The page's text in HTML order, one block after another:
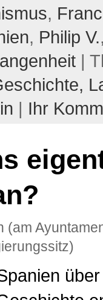
,
, Philip V.
|
| Ihr
(am